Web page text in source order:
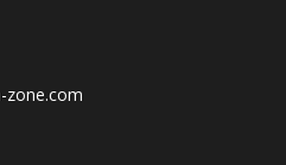
zone.com